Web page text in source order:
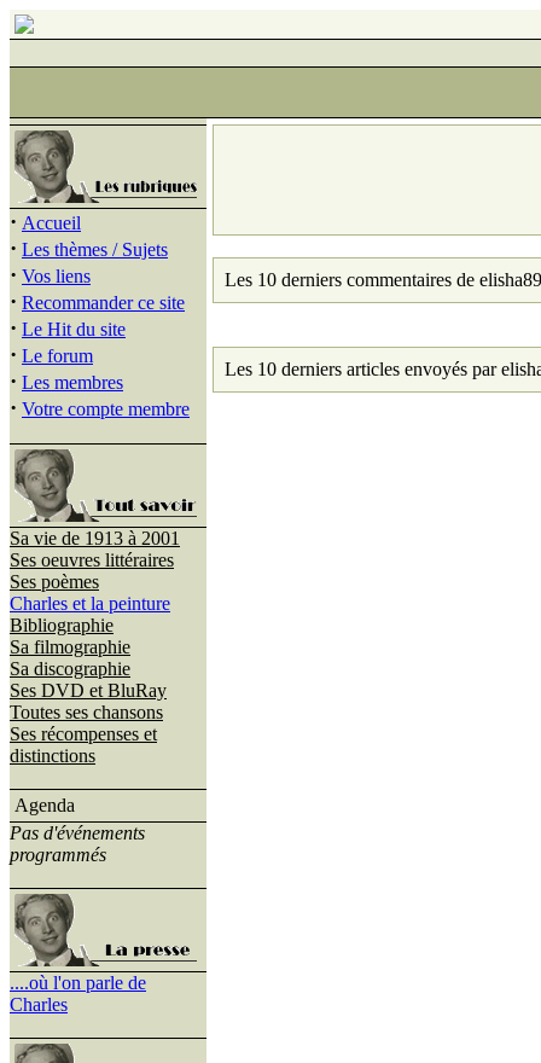
· Accueil
· Les thèmes / Sujets
· Vos liens
· Recommander ce site
· Le Hit du site
· Le forum
· Les membres
· Votre compte membre
Sa vie de 1913 à 2001
Ses oeuvres littéraires
Ses poèmes
Charles et la peinture
Bibliographie
Sa filmographie
Sa discographie
Ses DVD et BluRay
Toutes ses chansons
Ses récompenses et
distinctions
Agenda
Pas d'événements
programmés
....où l'on parle de
Charles
Les 10 derniers commentaires de
Les 10 derniers articles envoyés par